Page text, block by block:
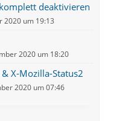
deaktivieren
2020 um 19:13
2020 um 18:20
X-Mozilla-Status2
2020 um 07:46